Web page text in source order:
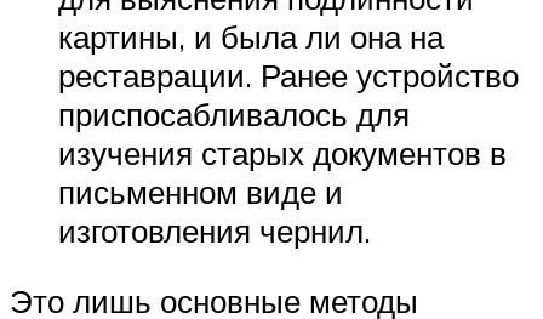
картины, и была ли она на
реставрации. Ранее устройство
приспосабливалось для
изучения старых документов в
письменном виде и
изготовления чернил.
Это лишь основные методы